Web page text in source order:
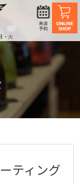
・火
ティング